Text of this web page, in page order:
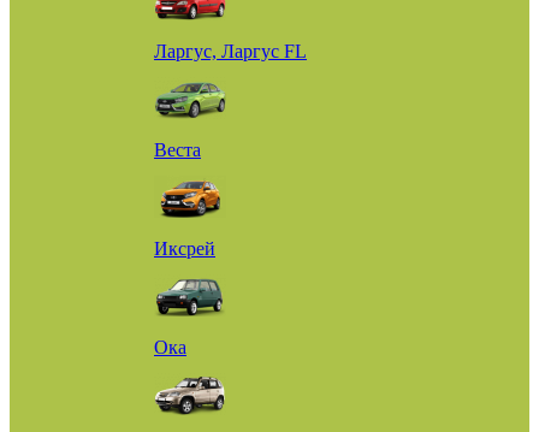
Ларгус, Ларгус FL
Веста
Иксрей
Ока